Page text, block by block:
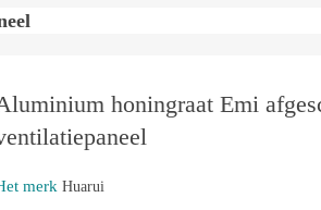
honingraat Emi
merk Huarui